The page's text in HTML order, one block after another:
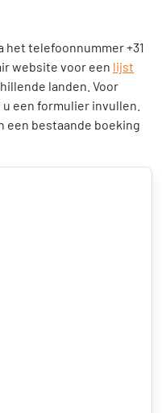
het telefoonnummer +31
website voor een lijst
landen. Voor
een formulier invullen.
een bestaande boeking